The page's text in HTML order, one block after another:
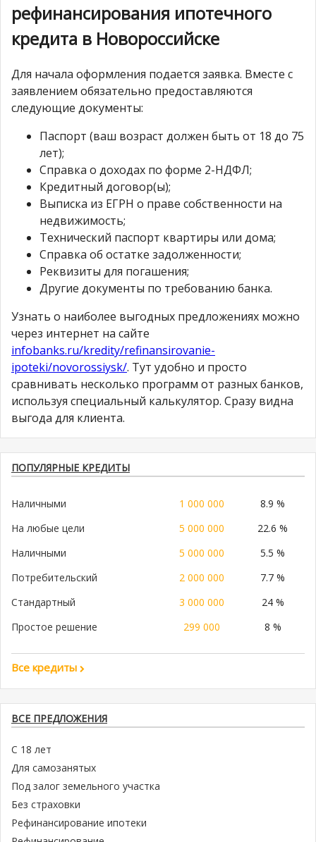
рефинансирования ипотечного
кредита в Новороссийске
Для начала оформления подается заявка. Вместе с
заявлением обязательно предоставляются
следующие документы:
Паспорт (ваш возраст должен быть от 18 до 75
лет);
Справка о доходах по форме 2-НДФЛ;
Кредитный договор(ы);
Выписка из ЕГРН о праве собственности на
недвижимость;
Технический паспорт квартиры или дома;
Справка об остатке задолженности;
Реквизиты для погашения;
Другие документы по требованию банка.
Узнать о наиболее выгодных предложениях можно
через интернет на сайте
infobanks.ru/kredity/refinansirovanie-
ipoteki/novorossiysk/. Тут удобно и просто
сравнивать несколько программ от разных банков,
используя специальный калькулятор. Сразу видна
выгода для клиента.
ПОПУЛЯРНЫЕ КРЕДИТЫ
Наличными 1 000 000
8.9 %
На любые цели
5 000 000
22.6 %
Наличными
5 000 000
5.5 %
Потребительский
2 000 000
7.7 %
Стандартный
3 000 000
24 %
Простое решение
299 000 8 %
Все кредиты
ВСЕ ПРЕДЛОЖЕНИЯ
С 18 лет
Для самозанятых
Под залог земельного участка
Без страховки
Рефинансирование ипотеки